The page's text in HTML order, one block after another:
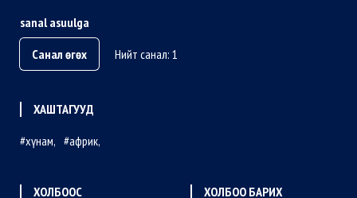
sanal asuulga
Санал өгөх
Нийт санал: 1
ХАШТАГУУД
хүнам
африк
ХОЛБООС ХОЛБОО БАРИХ